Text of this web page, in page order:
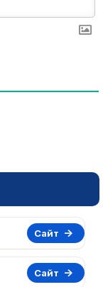
Сайт
Сайт